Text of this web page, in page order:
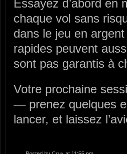
Essayez d’abord en
chaque vol sans
dans le jeu en
rapides peuvent
sont pas garantis à
Votre prochaine
— prenez quelques
lancer, et laissez